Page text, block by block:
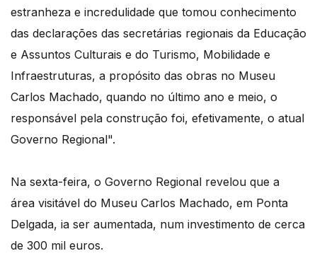
estranheza e incredulidade que tomou conhecimento
das declarações das secretárias regionais da Educação
e Assuntos Culturais e do Turismo, Mobilidade e
Infraestruturas, a propósito das obras no Museu
Carlos Machado, quando no último ano e meio, o
responsável pela construção foi, efetivamente, o atual
Governo Regional".
Na sexta-feira, o Governo Regional revelou que a
área visitável do Museu Carlos Machado, em Ponta
Delgada, ia ser aumentada, num investimento de cerca
de 300 mil euros.